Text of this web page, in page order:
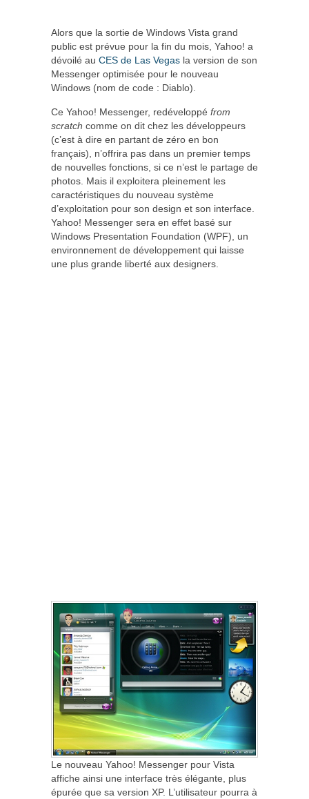
Alors que la sortie de Windows Vista grand
public est prévue pour la fin du mois, Yahoo! a
dévoilé au CES de Las Vegas la version de son
Messenger optimisée pour le nouveau
Windows (nom de code : Diablo).
Ce Yahoo! Messenger, redéveloppé from
scratch comme on dit chez les développeurs
(c’est à dire en partant de zéro en bon
français), n’offrira pas dans un premier temps
de nouvelles fonctions, si ce n’est le partage de
photos. Mais il exploitera pleinement les
caractéristiques du nouveau système
d’exploitation pour son design et son interface.
Yahoo! Messenger sera en effet basé sur
Windows Presentation Foundation (WPF), un
environnement de développement qui laisse
une plus grande liberté aux designers.
Le nouveau Yahoo! Messenger pour Vista
affiche ainsi une interface très élégante, plus
épurée que sa version XP. L’utilisateur pourra à